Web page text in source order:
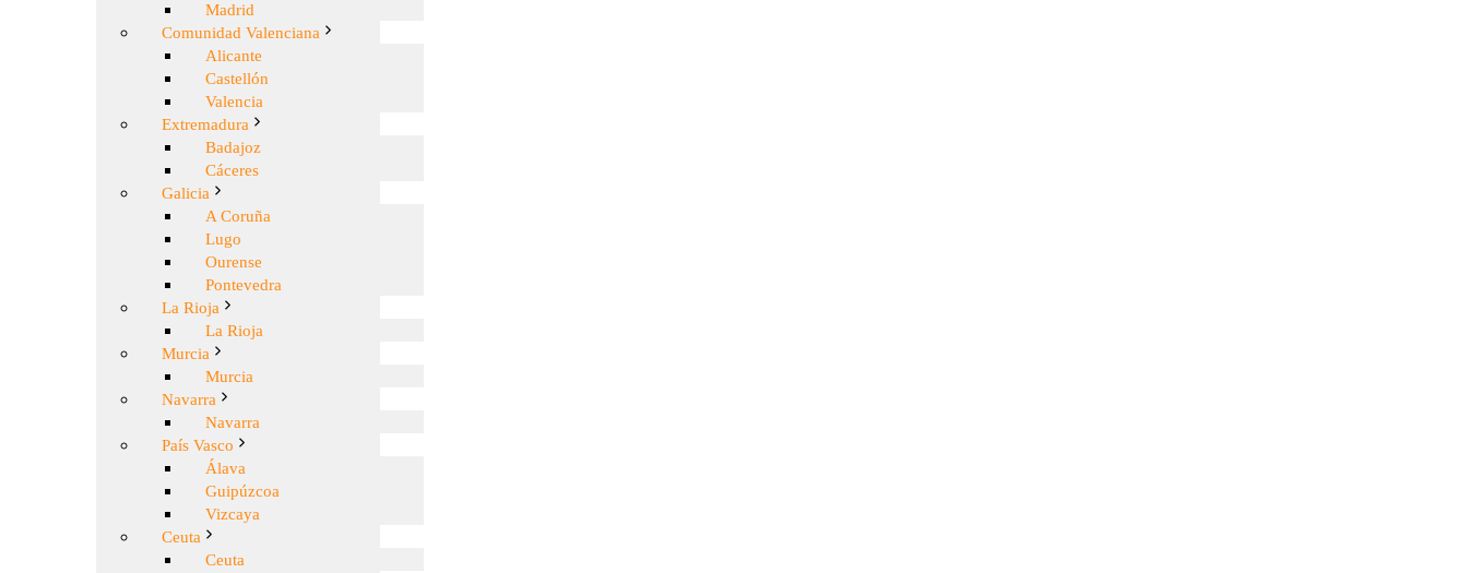
Madrid
Comunidad Valenciana
Alicante
Castellón
Valencia
Extremadura
Badajoz
Cáceres
Galicia
A Coruña
Lugo
Ourense
Pontevedra
La Rioja
La Rioja
Murcia
Murcia
Navarra
Navarra
País Vasco
Álava
Guipúzcoa
Vizcaya
Ceuta
Ceuta